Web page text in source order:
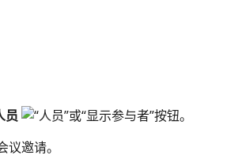
员
。
邀请。